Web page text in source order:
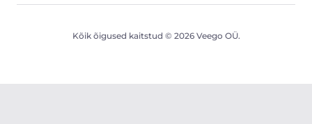
Kõik õigused kaitstud © 2026 Veego OÜ.